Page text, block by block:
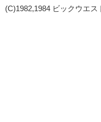
(C)1982,1984 ビックウエス